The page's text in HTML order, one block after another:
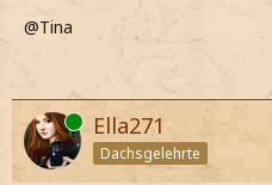
@Tina
Online Ella271
Dachsgelehrte